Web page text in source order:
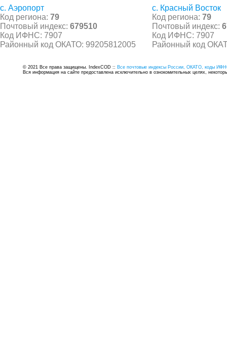
с. Аэропорт
Код региона: 79
Почтовый индекс: 679510
Код ИФНС: 7907
Районный код ОКАТО: 99205812005
с. Красный Восток
Код региона: 79
Почтовый индекс:
Код ИФНС: 7907
Районный код
© 2021 Все права защищены. IndexCOD :: Все почтовые индексы России, ОКАТО, коды
Вся информация на сайте предоставлена исключительно в ознокомительных целях,